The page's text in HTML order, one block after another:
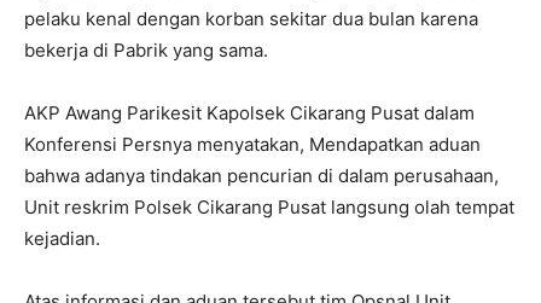
pelaku kenal dengan korban sekitar dua bulan karena
bekerja di Pabrik yang sama.
AKP Awang Parikesit Kapolsek Cikarang Pusat dalam
Konferensi Persnya menyatakan, Mendapatkan aduan
bahwa adanya tindakan pencurian di dalam perusahaan,
Unit reskrim Polsek Cikarang Pusat langsung olah tempat
kejadian.